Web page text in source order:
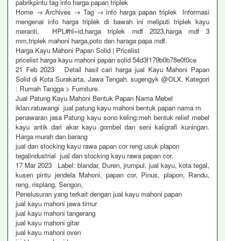
pabrikpintu tag info harga papan triplek
Home → Archives → Tag → info harga papan triplek Informasi
mengenai info harga triplek di bawah ini meliputi triplek kayu
meranti, HPL#hl=id,harga triplek mdf 2023,harga mdf 3
mm,triplek mahoni harga,poto dan haraga papa mdf.
Harga Kayu Mahoni Papan Solid | Pricelist
pricelist harga kayu mahoni papan solid 54d3f179b0b78e0f0ce
21 Feb 2023 Detail hasil cari harga jual Kayu Mahoni Papan
Solid di Kota Surakarta, Jawa Tengah. sugengyk @OLX. Kategori
: Rumah Tangga > Furniture.
Jual Patung Kayu Mahoni Bentuk Papan Nama Mebel
iklan.ratuwangi jual patung kayu mahoni bentuk papan nama m
penawaran jasa Patung kayu sono keling:meh bentuk relief mebel
kayu antik dari akar kayu gombel dan seni kaligrafi kuningan.
Harga murah dan barang
jual dan stocking kayu rawa papan cor reng usuk plapon
tegalindustrial jual dan stocking kayu rawa papan cor.
17 Mar 2023 Label: blandar, Duren, jrumpul, jual kayu, kota tegal,
kusen pintu jendela Mahoni, papan cor, Pinus, plapon, Randu,
reng, risplang, Sengon,
Penelusuran yang terkait dengan jual kayu mahoni papan
jual kayu mahoni jawa timur
jual kayu mahoni tangerang
jual kayu mahoni gitar
jual kayu mahoni oven